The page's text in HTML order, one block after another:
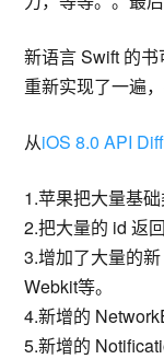
新语言 Swift 的书
重新实现了一遍
从iOS 8.0 API
1.苹果把大量基
2.把大量的 id 返
3.增加了大量的
Webkit等。
4.新增的
5.新增的